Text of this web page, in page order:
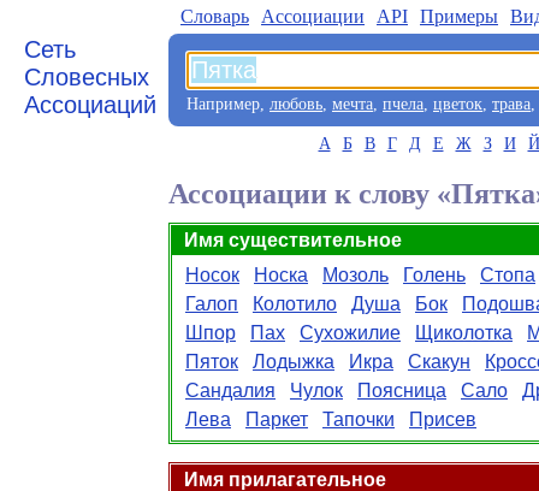
Сеть
Словесных
Ассоциаций
Словарь Aссоциации API Примеры
Например, любовь, мечта, пчела, цветок, трава,
А Б В Г Д Е Ж З И Й
Ассоциации к слову
Имя существительное
Носок
Носка Мозоль Голень
Стопа
Галоп
Колотило Душа Бок
Шпор
Пах Сухожилие Щиколотка
Пяток
Лодыжка Икра Скакун
Сандалия
Чулок Поясница Сало
Лева
Паркет Тапочки Присев
Имя прилагательное